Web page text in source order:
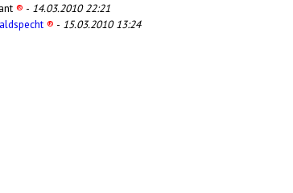
® - 14.03.2010 22:21
® - 15.03.2010 13:24